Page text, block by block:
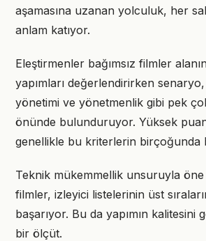
aşamasına uzanan yolculuk, her
anlam katıyor.
Eleştirmenler bağımsız filmler
yapımları değerlendirirken
yönetimi ve yönetmenlik gibi pek
önünde bulunduruyor. Yüksek
genellikle bu kriterlerin birçoğunda
Teknik mükemmellik unsuruyla öne
filmler, izleyici listelerinin üst
başarıyor. Bu da yapımın kalitesini
bir ölçüt.